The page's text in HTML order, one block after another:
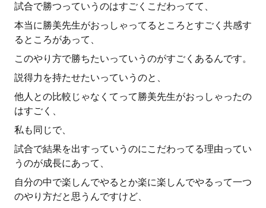
試合で勝つっていうのはすごくこだわってて、
本当に勝美先生がおっしゃってるところとすごく共感す
るところがあって、
このやり方で勝ちたいっていうのがすごくあるんです。
説得力を持たせたいっていうのと、
他人との比較じゃなくてって勝美先生がおっしゃったの
はすごく、
私も同じで、
試合で結果を出すっていうのにこだわってる理由ってい
うのが成長にあって、
自分の中で楽しんでやるとか楽に楽しんでやるって一つ
のやり方だと思うんですけど、